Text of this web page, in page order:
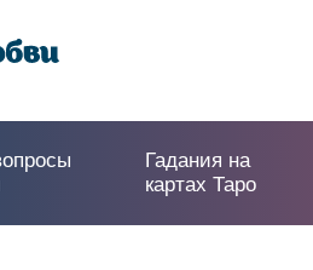
Гадания на
картах Таро